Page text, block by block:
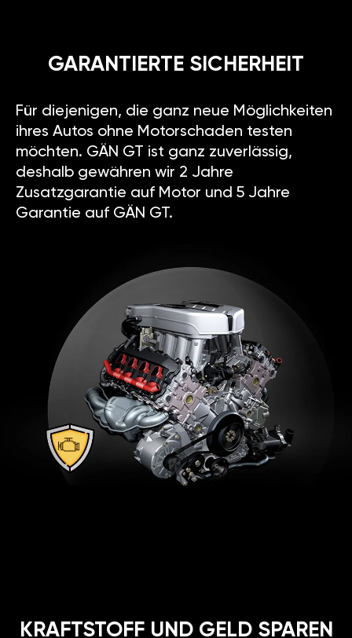
GARANTIERTE SICHERHEIT
Für diejenigen, die ganz neue Möglichkeiten
ihres Autos ohne Motorschaden testen
möchten. GÄN GT ist ganz zuverlässig,
deshalb gewähren wir 2 Jahre
Zusatzgarantie auf Motor und 5 Jahre
Garantie auf GÄN GT.
KRAFTSTOFF UND GELD SPAREN